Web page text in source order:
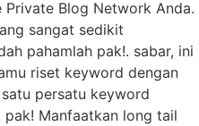
Private Blog Network Anda.
sangat sedikit
pahamlah pak!. sabar, ini
riset keyword dengan
persatu keyword
Manfaatkan long tail